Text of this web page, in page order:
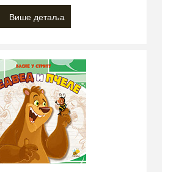
Више детаља